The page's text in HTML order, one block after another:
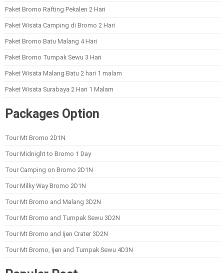
Paket Bromo Rafting Pekalen 2 Hari
Paket Wisata Camping di Bromo 2 Hari
Paket Bromo Batu Malang 4 Hari
Paket Bromo Tumpak Sewu 3 Hari
Paket Wisata Malang Batu 2 hari 1 malam
Paket Wisata Surabaya 2 Hari 1 Malam
Packages Option
Tour Mt Bromo 2D1N
Tour Midnight to Bromo 1 Day
Tour Camping on Bromo 2D1N
Tour Milky Way Bromo 2D1N
Tour Mt Bromo and Malang 3D2N
Tour Mt Bromo and Tumpak Sewu 3D2N
Tour Mt Bromo and Ijen Crater 3D2N
Tour Mt Bromo, Ijen and Tumpak Sewu 4D3N